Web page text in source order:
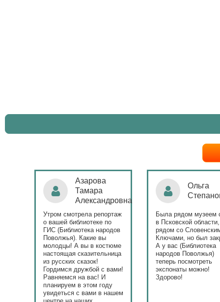
Ольга
Степанова
Была рядом музеем сето
в Псковской области,
рядом со Словенскими
Ключами, но был закрыт.
А у вас (Библиотека
народов Поволжья)
теперь посмотреть
экспонаты можно!
Здорово!
Наталья
Поздравляю
народов Поволжья с
уникальным стартом
тематического года!
и остальные
приносят людям